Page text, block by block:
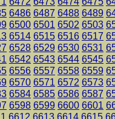
6486 6487 6488 6489
6500 6501 6502 6503
6514 6515 6516 6517
6528 6529 6530 6531
6542 6543 6544 6545
6556 6557 6558 6559
6570 6571 6572 6573
6584 6585 6586 6587
6598 6599 6600 6601
6612 6613 6614 6615